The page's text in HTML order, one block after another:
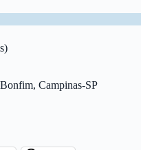
Campinas-SP